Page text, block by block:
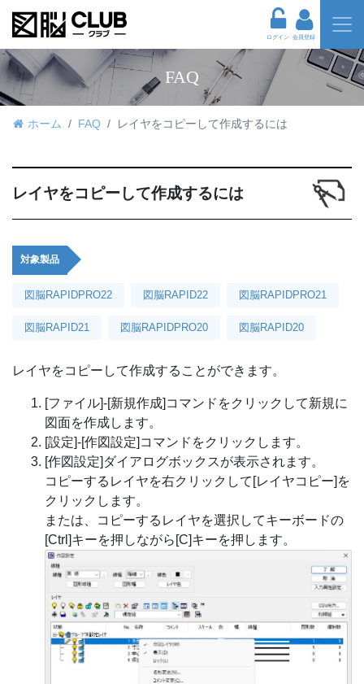
ログイン 会員登録
FAQ
ホーム FAQ レイヤをコピーして作成するには
レイヤをコピーして作成するには
対象製品
図脳RAPIDPRO22 図脳RAPID22 図脳RAPIDPRO21
図脳RAPID21 図脳RAPIDPRO20 図脳RAPID20
レイヤをコピーして作成することができます。
[ファイル]-[新規作成]コマンドをクリックして新規に
図面を作成します。
[設定]-[作図設定]コマンドをクリックします。
[作図設定]ダイアログボックスが表示されます。
コピーするレイヤを右クリックして[レイヤコピー]を
クリックします。
または、コピーするレイヤを選択してキーボードの
[Ctrl]キーを押しながら[C]キーを押します。